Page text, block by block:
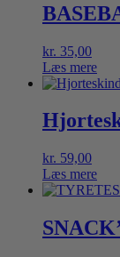
kr. 35,00
Læs mere
kr. 59,00
Læs mere